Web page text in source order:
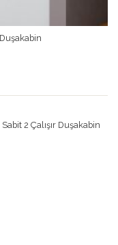
2 Çalışır Duşakabin